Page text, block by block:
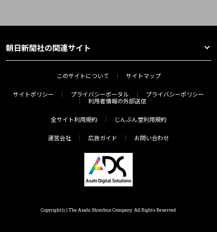
朝日新聞社の関連サイト
このサイトについて サイトマップ
サイトポリシー プライバシーポータル
プライバシーポリシー
利用者情報の外部送信
全サイト利用規約 じんぶん堂利用規約
運営会社 広告ガイド お問い合わせ
Copyright(c) The Asahi Shimbun Company. All Rights Reserved.